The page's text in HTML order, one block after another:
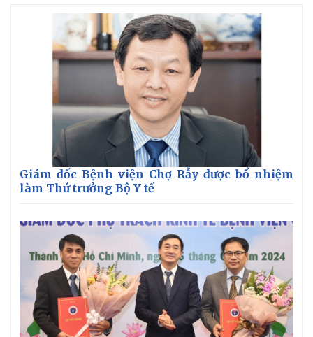
Cuộc sống đó đây
Multimedia
Video
Ảnh
E-Magazine
Infographic
Giám đốc Bệnh viện Chợ Rẫy được bổ nhiệm
làm Thứ trưởng Bộ Y tế